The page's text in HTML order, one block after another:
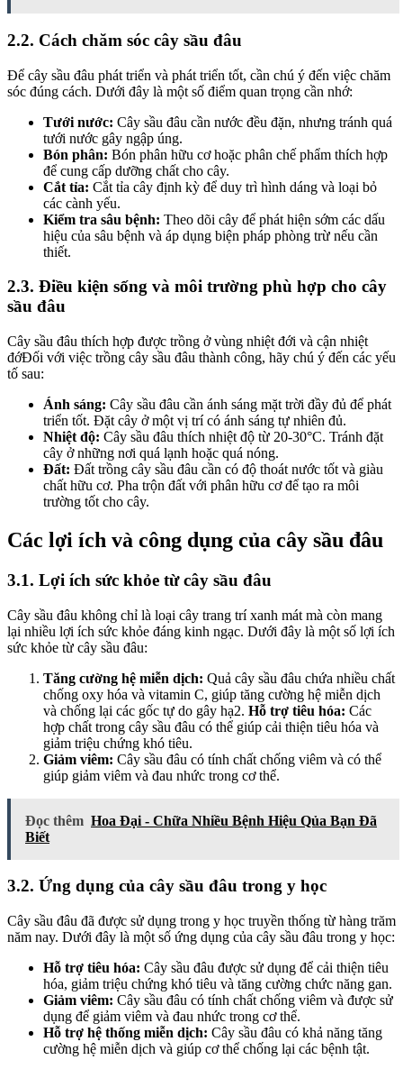
2.2. Cách chăm sóc cây sầu đâu
Để cây sầu đâu phát triển và phát triển tốt, cần chú ý đến việc chăm
sóc đúng cách. Dưới đây là một số điểm quan trọng cần nhớ:
Tưới nước: Cây sầu đâu cần nước đều đặn, nhưng tránh quá
tưới nước gây ngập úng.
Bón phân: Bón phân hữu cơ hoặc phân chế phẩm thích hợp
để cung cấp dưỡng chất cho cây.
Cắt tỉa: Cắt tỉa cây định kỳ để duy trì hình dáng và loại bỏ
các cành yếu.
Kiểm tra sâu bệnh: Theo dõi cây để phát hiện sớm các dấu
hiệu của sâu bệnh và áp dụng biện pháp phòng trừ nếu cần
thiết.
2.3. Điều kiện sống và môi trường phù hợp cho cây
sầu đâu
Cây sầu đâu thích hợp được trồng ở vùng nhiệt đới và cận nhiệt
đớĐối với việc trồng cây sầu đâu thành công, hãy chú ý đến các yếu
tố sau:
Ánh sáng: Cây sầu đâu cần ánh sáng mặt trời đầy đủ để phát
triển tốt. Đặt cây ở một vị trí có ánh sáng tự nhiên đủ.
Nhiệt độ: Cây sầu đâu thích nhiệt độ từ 20-30°C. Tránh đặt
cây ở những nơi quá lạnh hoặc quá nóng.
Đất: Đất trồng cây sầu đâu cần có độ thoát nước tốt và giàu
chất hữu cơ. Pha trộn đất với phân hữu cơ để tạo ra môi
trường tốt cho cây.
Các lợi ích và công dụng của cây sầu đâu
3.1. Lợi ích sức khỏe từ cây sầu đâu
Cây sầu đâu không chỉ là loại cây trang trí xanh mát mà còn mang
lại nhiều lợi ích sức khỏe đáng kinh ngạc. Dưới đây là một số lợi ích
sức khỏe từ cây sầu đâu:
Tăng cường hệ miễn dịch: Quả cây sầu đâu chứa nhiều chất
chống oxy hóa và vitamin C, giúp tăng cường hệ miễn dịch
và chống lại các gốc tự do gây hạ2. Hỗ trợ tiêu hóa: Các
hợp chất trong cây sầu đâu có thể giúp cải thiện tiêu hóa và
giảm triệu chứng khó tiêu.
Giảm viêm: Cây sầu đâu có tính chất chống viêm và có thể
giúp giảm viêm và đau nhức trong cơ thể.
Đọc thêm Hoa Đại - Chữa Nhiều Bệnh Hiệu Qủa Bạn Đã
Biết
3.2. Ứng dụng của cây sầu đâu trong y học
Cây sầu đâu đã được sử dụng trong y học truyền thống từ hàng trăm
năm nay. Dưới đây là một số ứng dụng của cây sầu đâu trong y học:
Hỗ trợ tiêu hóa: Cây sầu đâu được sử dụng để cải thiện tiêu
hóa, giảm triệu chứng khó tiêu và tăng cường chức năng gan.
Giảm viêm: Cây sầu đâu có tính chất chống viêm và được sử
dụng để giảm viêm và đau nhức trong cơ thể.
Hỗ trợ hệ thống miễn dịch: Cây sầu đâu có khả năng tăng
cường hệ miễn dịch và giúp cơ thể chống lại các bệnh tật.